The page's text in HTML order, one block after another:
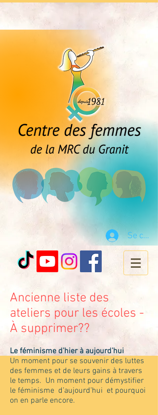
Se
Ancienne liste des
ateliers pour les écoles -
À supprimer??
Le féminisme d’hier à aujourd’hui
Un moment pour se souvenir des luttes
des femmes et de leurs gains à travers
le temps. Un moment pour démystifier
le féminisme d’aujourd’hui et pourquoi
on en parle encore.